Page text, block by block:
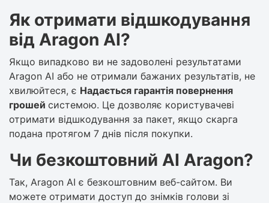
Як отримати відшкодування
від Aragon AI?
Якщо випадково ви не задоволені результатами
Aragon AI або не отримали бажаних результатів, не
хвилюйтеся, є Надається гарантія повернення
грошей системою. Це дозволяє користувачеві
отримати відшкодування за пакет, якщо скарга
подана протягом 7 днів після покупки.
Чи безкоштовний AI Aragon?
Так, Aragon AI є безкоштовним веб-сайтом. Ви
можете отримати доступ до знімків голови зі